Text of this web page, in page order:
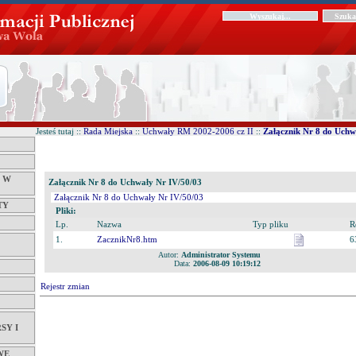
W
I
Jesteś tutaj :: Rada Miejska :: Uchwały RM 2002-2006 cz II :: Załącznik Nr 8 do
Załącznik Nr 8 do Uchwały Nr IV/50/03
Załącznik Nr 8 do Uchwały Nr IV/50/03
Pliki:
Lp. Nazwa Typ pliku
1.
ZacznikNr8.htm
Autor: Administrator Systemu
Data: 2006-08-09 10:19:12
Rejestr zmian